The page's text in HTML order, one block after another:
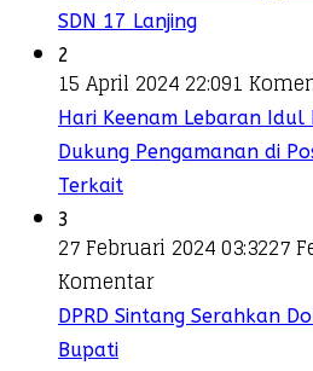
SDN 17 Lanjing
2
15 April 2024 22:091
Hari Keenam Lebaran Idul
Dukung Pengamanan di
Terkait
3
27 Februari 2024 03:3227
Komentar
DPRD Sintang Serahkan
Bupati